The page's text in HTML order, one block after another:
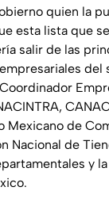
quien la
esta lista que
salir de las
del
Mexicano de
Nacional de
y